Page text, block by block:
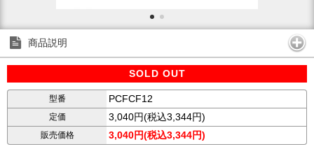
商品説明
SOLD OUT
型番 PCFCF12
定価 3,040円(税込3,344円)
販売価格 3,040円(税込3,344円)